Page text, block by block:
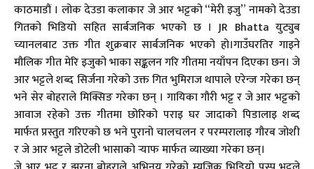
काठमाडौं । लोक देउडा कलाकार जे आर भट्टको “मेरी इजु” नामको देउडा
गितको भिडियो सहित सार्बजनिक भएको छ । JR Bhatta युट्युब
च्यानलबाट उक्त गीत शुक्रबार सार्बजनिक भएको हो।गाउँघरतिर गाइने
मौलिक गीत मेरि इजुको भाका सङ्कलन गरि गीतमा नयाँपन दिएका छन। जे
आर भट्टले शब्द सिर्जना गरेको उक्त गित भुमिराज थापाले एरेन्ज गरेका छन्
भने सेर बोहराले मिक्सिङ गरेका छन् । गायिका गौरी भट्ट र जे आर भट्टको
आवाज रहेको उक्त गीतमा छोरिको पराइ घर जादाको पिडालाइ शब्द
मार्फत प्रस्तुत गरिएको छ भने पुरानो चालचलन र परम्परालाइ गौरब जोशी
र जे आर भट्टले डोटेली भासाको र्‍याफ मार्फत व्याख्या गरेका छन्।